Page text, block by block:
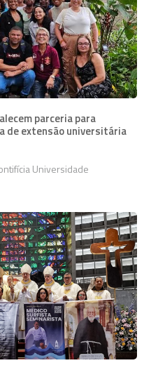
parceria para
de extensão universitária
Universidade